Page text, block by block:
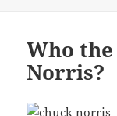
Who
Norris?